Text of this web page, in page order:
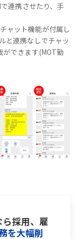
連携させたり、手
ャット機能が付属し
と連携なしでチャッ
ができます(MOT勤
採用、雇
を大幅削